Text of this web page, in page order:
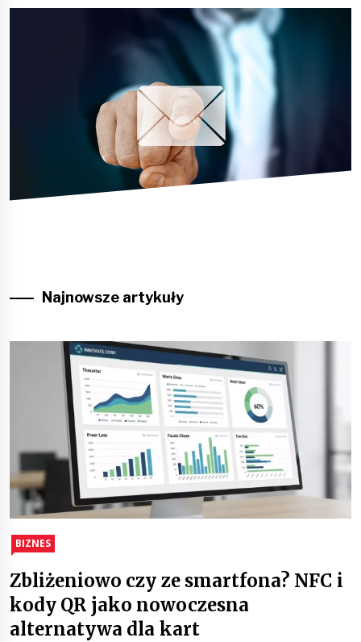
Najnowsze artykuły
BIZNES
Zbliżeniowo czy ze smartfona? NFC i
kody QR jako nowoczesna
alternatywa dla kart